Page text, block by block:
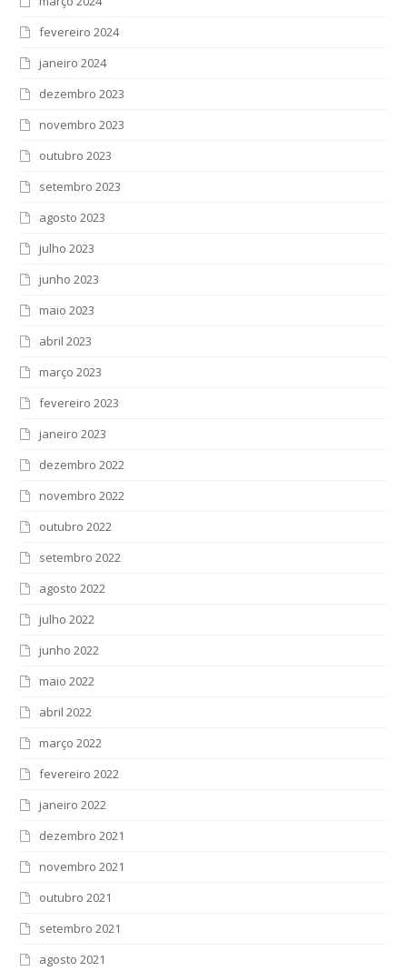
fevereiro 2024
janeiro 2024
dezembro 2023
novembro 2023
outubro 2023
setembro 2023
agosto 2023
julho 2023
junho 2023
maio 2023
abril 2023
março 2023
fevereiro 2023
janeiro 2023
dezembro 2022
novembro 2022
outubro 2022
setembro 2022
agosto 2022
julho 2022
junho 2022
maio 2022
abril 2022
março 2022
fevereiro 2022
janeiro 2022
dezembro 2021
novembro 2021
outubro 2021
setembro 2021
agosto 2021